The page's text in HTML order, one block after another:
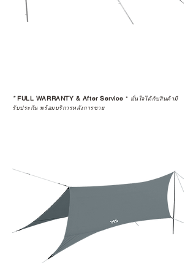
สินค้าไปขายต่อ (Resell)
*FULL WARRANTY & After Service * มั่นใจได้กับสินค้ามี
รับประกัน พร้อมบริการหลังการขาย